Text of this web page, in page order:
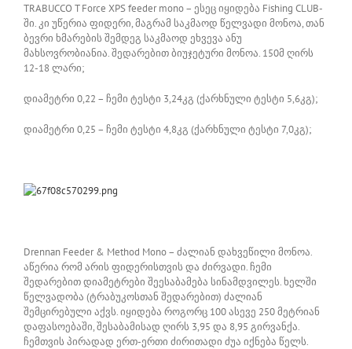
TRABUCCO T Force XPS feeder mono – ესეც იყიდება Fishing CLUB-
ში. კი უწერია ფიდერი, მაგრამ საკმაოდ წელვადი მონოა, თან
ბევრი ხმარების შემდეგ საკმაოდ ეხვევა ანუ
მახსოვრობიანია. შედარებით ბიუჯეტური მონოა. 150მ ღირს
12-18 ლარი;
დიამეტრი 0,22 – ჩემი ტესტი 3,24კგ (ქარხნული ტესტი 5,6კგ);
დიამეტრი 0,25 – ჩემი ტესტი 4,8კგ (ქარხნული ტესტი 7,0კგ);
Drennan Feeder & Method Mono – ძალიან დახვეწილი მონოა.
აწერია რომ არის ფიდერისთვის და ძირვადი. ჩემი
შედარებით დიამეტრები შეესაბამება სინამდვილეს. ხელში
წელვადობა (ტრაბუკოსთან შედარებით) ძალიან
შემცირებული აქვს. იყიდება როგორც 100 ასევე 250 მეტრიან
დაფასოებაში, შესაბამისად ღირს 3,95 და 8,95 გირვანქა.
ჩემთვის პირადად ერთ-ერთი ძირითადი ძუა იქნება წელს.